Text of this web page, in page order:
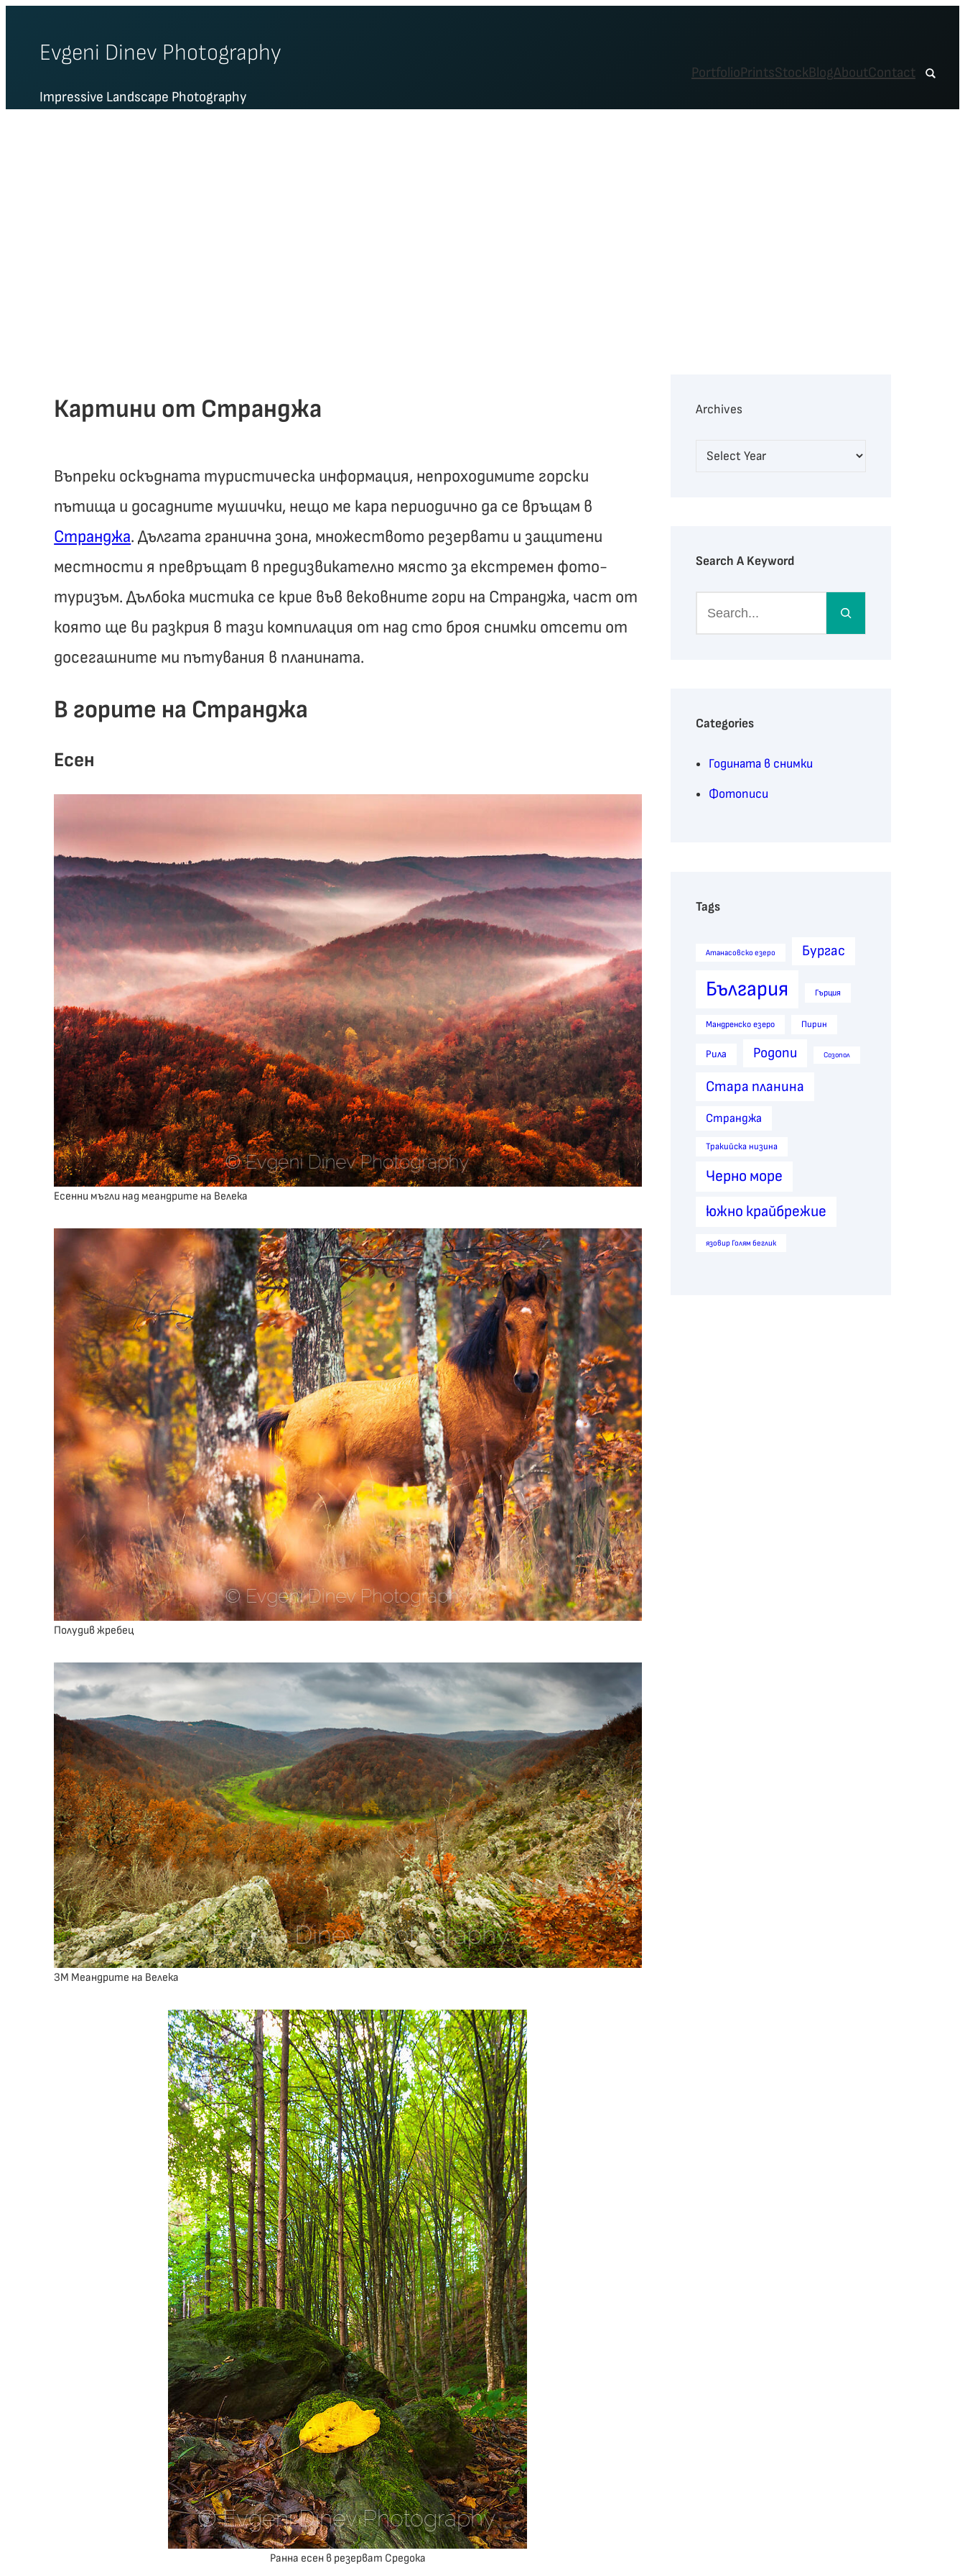
Evgeni Dinev Photography
Impressive Landscape Photography
PortfolioPrintsStockBlogAboutContact
Картини от Странджа
Въпреки оскъдната туристическа информация, непроходимите горски
пътища и досадните мушички, нещо ме кара периодично да се връщам в
Странджа. Дългата гранична зона, множеството резервати и защитени
местности я превръщат в предизвикателно място за екстремен фото-
туризъм. Дълбока мистика се крие във вековните гори на Странджа, част от
която ще ви разкрия в тази компилация от над сто броя снимки отсети от
досегашните ми пътувания в планината.
В горите на Странджа
Есен
Есенни мъгли над меандрите на Велека
Полудив жребец
ЗМ Меандрите на Велека
Ранна есен в резерват Средока
Archives
Search A Keyword
Categories
Годината в снимки
Фотописи
Tags
Атанасовско езеро Бургас
България Гърция
Мандренско езеро Пирин
Рила Родопи Созопол
Стара планина
Странджа
Тракийска низина
Черно море
южно крайбрежие
язовир Голям беглик